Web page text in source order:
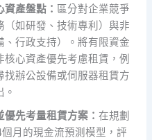
產盤點： 區分對企業競爭
（如研發、技術專利）與非
、行政支持）。將有限資金
心資產優先考慮租賃，例
找辦公設備或伺服器租賃方
優先考量租賃方案：在規劃
月的現金流預測模型，評